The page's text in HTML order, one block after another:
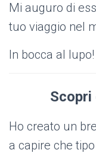
Mi auguro di
tuo viaggio nel
In bocca al lupo!
Scopri
Ho creato un
a capire che